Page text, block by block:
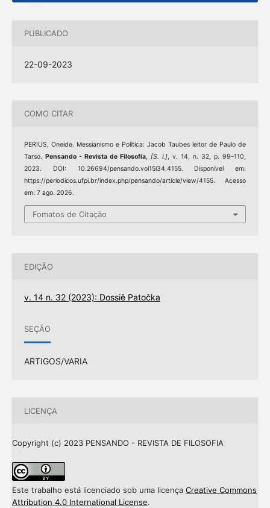
PUBLICADO
22-09-2023
COMO CITAR
PERIUS, Oneide. Messianismo e Política: Jacob Taubes leitor de Paulo de
Tarso. Pensando - Revista de Filosofia,[S. l.], v. 14, n. 32, p. 99–110,
2023. DOI: 10.26694/pensando.vol15i34.4155. Disponível em:
https://periodicos.ufpi.br/index.php/pensando/article/view/4155. Acesso
em: 7 ago. 2026.
Fomatos de Citação
EDIÇÃO
v. 14 n. 32 (2023): Dossiê Patočka
SEÇÃO
ARTIGOS/VARIA
LICENÇA
Copyright (c) 2023 PENSANDO - REVISTA DE FILOSOFIA
Este trabalho está licenciado sob uma licença Creative Commons
Attribution 4.0 International License.